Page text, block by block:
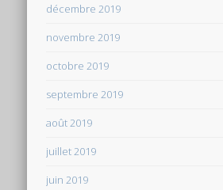
décembre 2019
novembre 2019
octobre 2019
septembre 2019
août 2019
juillet 2019
juin 2019